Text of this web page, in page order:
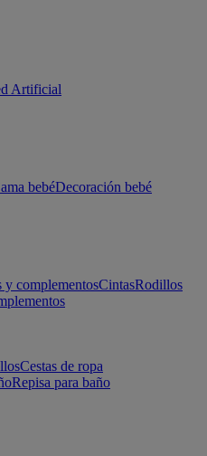
Artificial
bebéDecoración bebé
y complementosCintasRodillos
Cestas de ropa
Repisa para baño